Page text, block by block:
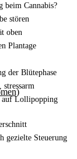
beim Cannabis?
stören
oben
Plantage
der Blütephase
stressarm
auf Lollipopping
gezielte Steuerung